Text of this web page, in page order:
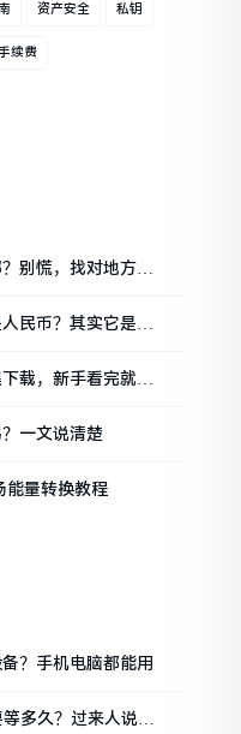
资产安全 私钥
续费
别慌，找对地方才
民币？其实它是个
载，新手看完就懂
一文说清楚
量转换教程
？手机电脑都能用
多久？过来人说说